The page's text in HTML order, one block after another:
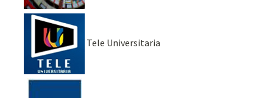
Tele Universitaria